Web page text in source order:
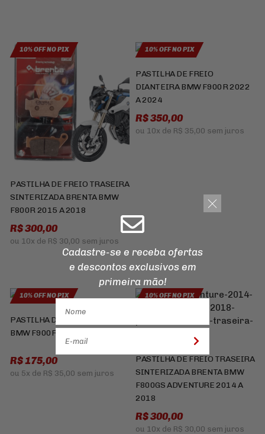
10% OFF NO PIX
PASTILHA DE FREIO TRASEIRA
SINTERIZADA BRENTA BMW
F800R 2015 A 2018
R$ 300,00
ou 10x de R$ 30,00 sem juros
10% OFF NO PIX
PASTILHA DE FREIO
DIANTEIRA BMW F900R 2022
A 2024
R$ 350,00
ou 10x de R$ 35,00 sem juros
10% OFF NO PIX
PASTILHA DE FREIO TRASEIRA
BMW F900R 2022 A 2024
R$ 175,00
ou 5x de R$ 35,00 sem juros
10% OFF NO PIX
PASTILHA DE FREIO TRASEIRA
SINTERIZADA BRENTA BMW
F800GS ADVENTURE 2014 A
2018
R$ 300,00
ou 10x de R$ 30,00 sem juros
Cadastre-se e receba ofertas
e descontos exclusivos em
primeira mão!